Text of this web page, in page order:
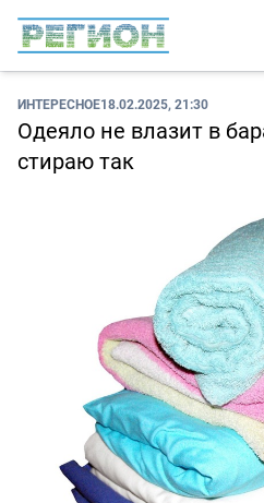
ИНТЕРЕСНОЕ18.02.2025, 21:30
Одеяло не влазит в
стираю так